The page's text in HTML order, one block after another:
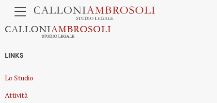
LINKS
Lo Studio
Attività